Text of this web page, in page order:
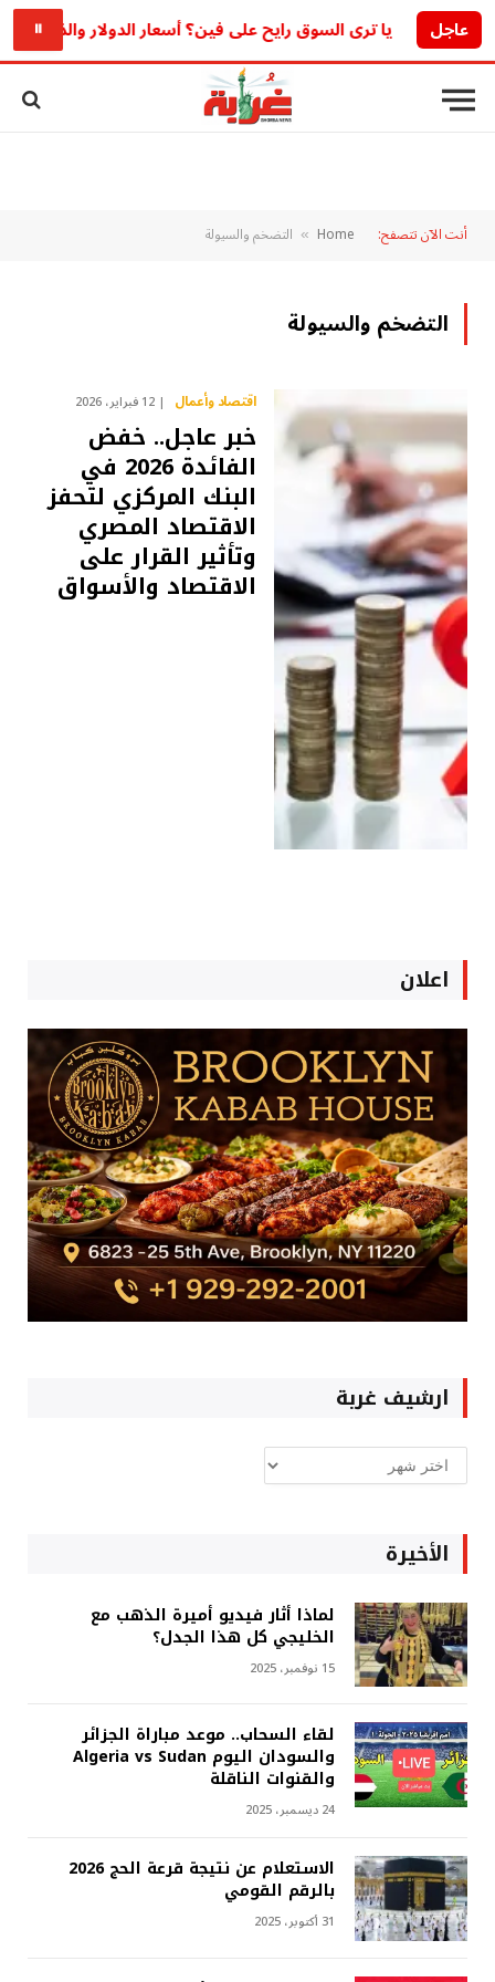
عاجل يا ترى السوق رايح على فين؟ أسعار الدولار والذهب اليوم الخميس 6
⏸
أنت الآن تتصفح: Home
» التضخم والسيولة
التضخم والسيولة
اقتصاد وأعمال 12 فبراير، 2026
خبر عاجل.. خفض
الفائدة 2026 في
البنك المركزي لتحفز
الاقتصاد المصري
وتأثير القرار على
الاقتصاد والأسواق
اعلان
ارشيف غربة
ارشيف
غربة
الأخيرة
لماذا أثار فيديو أميرة الذهب مع
الخليجي كل هذا الجدل؟
15 نوفمبر، 2025
لقاء السحاب.. موعد مباراة الجزائر
والسودان اليوم Algeria vs Sudan
والقنوات الناقلة
24 ديسمبر، 2025
الاستعلام عن نتيجة قرعة الحج 2026
بالرقم القومي
31 أكتوبر، 2025